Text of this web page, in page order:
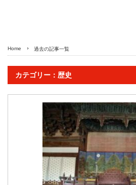
Home 過去の記事一覧
カテゴリー：歴史